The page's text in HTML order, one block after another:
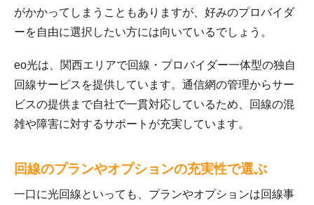
がかかってしまうこともありますが、好みのプロバイダ
ーを自由に選択したい方には向いているでしょう。
eo光は、関西エリアで回線・プロバイダー一体型の独自
回線サービスを提供しています。通信網の管理からサー
ビスの提供まで自社で一貫対応しているため、回線の混
雑や障害に対するサポートが充実しています。
回線のプランやオプションの充実性で選ぶ
一口に光回線といっても、プランやオプションは回線事